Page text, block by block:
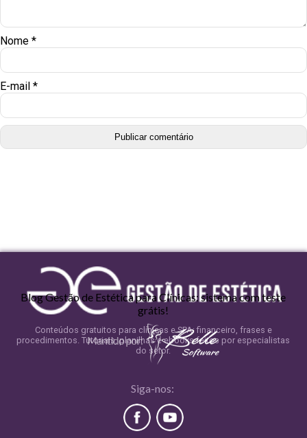
Nome *
E-mail *
Blog Gestão de Estética para Clínicas: sistema com teste
grátis!
Conteúdos gratuitos para clínicas e SPA: financeiro, frases e
procedimentos. Tutoriais, planilhas e ebooks feitos por especialistas
do setor.
Siga-nos: